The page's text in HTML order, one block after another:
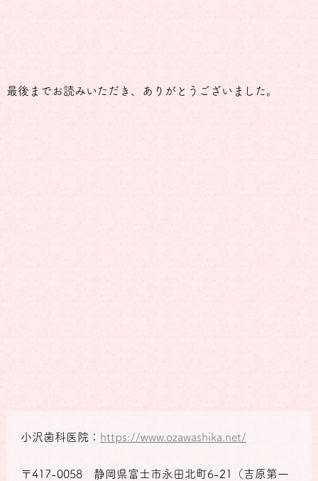
最後までお読みいただき、ありがとうございました。
小沢歯科医院： https://www.ozawashika.net/
〒417-0058 静岡県富士市永田北町6-21（吉原第一